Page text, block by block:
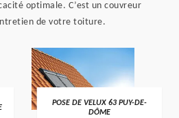
optimale. C’est un couvreur
de votre toiture.
POSE DE VELUX 63 PUY-DE-
DÔME